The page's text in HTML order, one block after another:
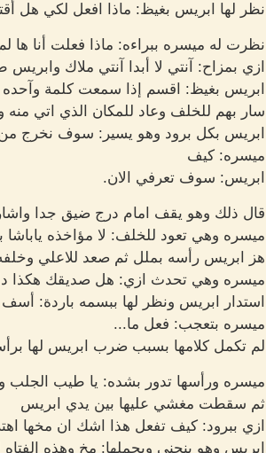
نظر لها ابريس بغيظ: ماذا افعل لكي هل
نظرت له ميسره ببراءه: ماذا فعلت أنا
ازي بمزاح: آنتي لا أبدا آنتي ملاك وابريس
ابريس بغيظ: اقسم إذا سمعت كلمة وآحده
سار بهم للخلف وعاد للمكان الذي اتي
ابريس بكل برود وهو يسير: سوف نخرج من
ميسره: كيف
ابريس: سوف تعرفي الان.
قال ذلك وهو يقف امام درج ضيق جدا واشار
ميسره وهي تعود للخلف: لا مؤاخذه
هز ابريس رأسه بملل ثم صعد للاعلي
ميسره وهي تحدث ازي: هل صديقك هكذا
استدار ابريس ونظر لها ببسمه باردة:
ميسره بتعجب: فعل ما...
لم تكمل كلامها بسبب ضرب ابريس لها
ميسره ورأسها تدور بشده: يا طيب الجلب
ثم سقطت مغشي عليها بين يدي ابريس
ازي ببرود: كيف تفعل هذا اشك ان مخها
ابريس وهو ينحني ويحملها: مخ وهذه الفتاه